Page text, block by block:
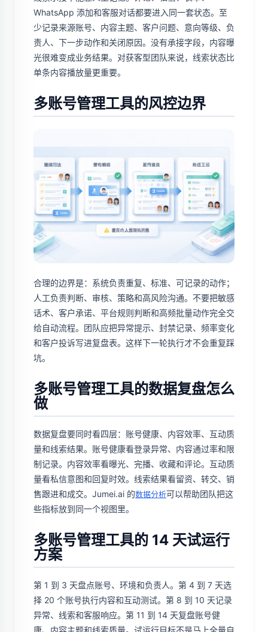
WhatsApp 添加和客服对话都要进入同一套状态。至
少记录来源账号、内容主题、客户问题、意向等级、负
责人、下一步动作和关闭原因。没有承接字段，内容曝
光很难变成业务结果。对获客型团队来说，线索状态比
单条内容播放量更重要。
多账号管理工具的风控边界
合理的边界是：系统负责重复、标准、可记录的动作；
人工负责判断、审核、策略和高风险沟通。不要把敏感
话术、客户承诺、平台规则判断和高频批量动作完全交
给自动流程。团队应把异常提示、封禁记录、频率变化
和客户投诉写进复盘表。这样下一轮执行才不会重复踩
坑。
多账号管理工具的数据复盘怎么
做
数据复盘要同时看四层：账号健康、内容效率、互动质
量和线索结果。账号健康看登录异常、内容通过率和限
制记录。内容效率看曝光、完播、收藏和评论。互动质
量看私信意图和回复时效。线索结果看留资、转交、销
售跟进和成交。Jumei.ai 的数据分析可以帮助团队把这
些指标放到同一个视图里。
多账号管理工具的 14 天试运行
方案
第 1 到 3 天盘点账号、环境和负责人。第 4 到 7 天选
择 20 个账号执行内容和互动测试。第 8 到 10 天记录
异常、线索和客服响应。第 11 到 14 天复盘账号健